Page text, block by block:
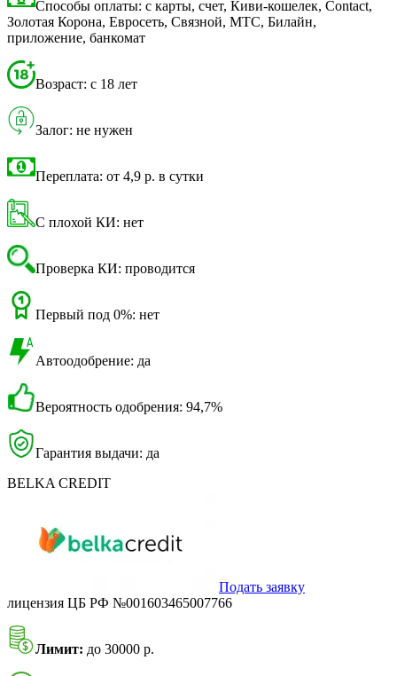
Способы оплаты: с карты, счет, Киви-кошелек, Contact,
Золотая Корона, Евросеть, Связной, МТС, Билайн,
приложение, банкомат
Возраст: с 18 лет
Залог: не нужен
Переплата: от 4,9 р. в сутки
С плохой КИ: нет
Проверка КИ: проводится
Первый под 0%: нет
Автоодобрение: да
Вероятность одобрения: 94,7%
Гарантия выдачи: да
BELKA CREDIT
Подать заявку
лицензия ЦБ РФ №001603465007766
Лимит: до 30000 р.